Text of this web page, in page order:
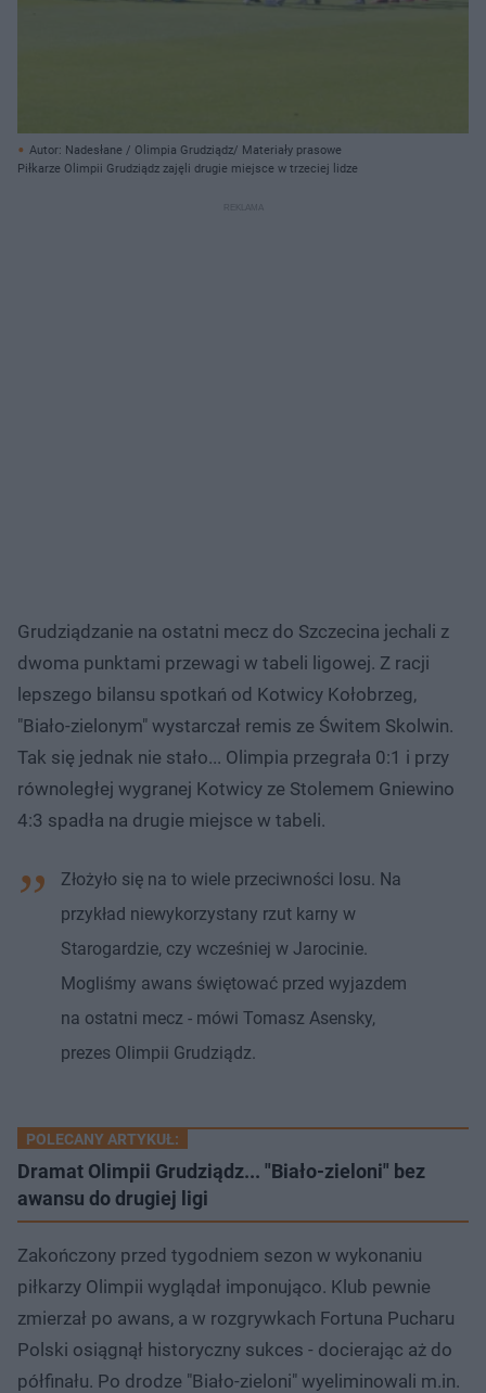
Autor: Nadesłane / Olimpia Grudziądz/ Materiały prasowe
Piłkarze Olimpii Grudziądz zajęli drugie miejsce w trzeciej lidze
Grudziądzanie na ostatni mecz do Szczecina jechali z
dwoma punktami przewagi w tabeli ligowej. Z racji
lepszego bilansu spotkań od Kotwicy Kołobrzeg,
"Biało-zielonym" wystarczał remis ze Świtem Skolwin.
Tak się jednak nie stało... Olimpia przegrała 0:1 i przy
równoległej wygranej Kotwicy ze Stolemem Gniewino
4:3 spadła na drugie miejsce w tabeli.
Złożyło się na to wiele przeciwności losu. Na
przykład niewykorzystany rzut karny w
Starogardzie, czy wcześniej w Jarocinie.
Mogliśmy awans świętować przed wyjazdem
na ostatni mecz - mówi Tomasz Asensky,
prezes Olimpii Grudziądz.
POLECANY ARTYKUŁ:
Dramat Olimpii Grudziądz... "Biało-zieloni" bez
awansu do drugiej ligi
Zakończony przed tygodniem sezon w wykonaniu
piłkarzy Olimpii wyglądał imponująco. Klub pewnie
zmierzał po awans, a w rozgrywkach Fortuna Pucharu
Polski osiągnął historyczny sukces - docierając aż do
półfinału. Po drodze "Biało-zieloni" wyeliminowali m.in.